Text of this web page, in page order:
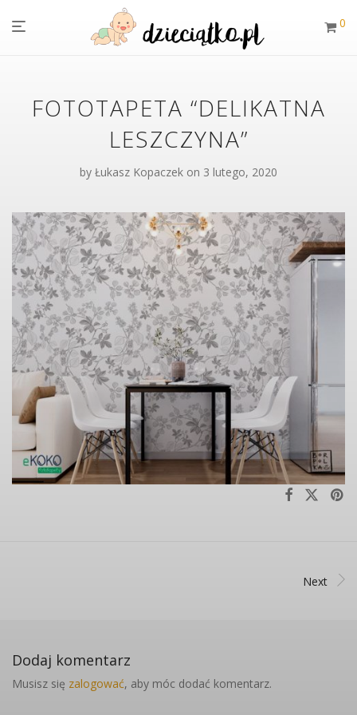
0
FOTOTAPETA “DELIKATNA
LESZCZYNA”
by Łukasz Kopaczek on 3 lutego, 2020
Next
Dodaj komentarz
Musisz się zalogować, aby móc dodać komentarz.